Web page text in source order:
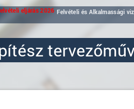
eljárás 2026 Felvételi és Alkalmassági